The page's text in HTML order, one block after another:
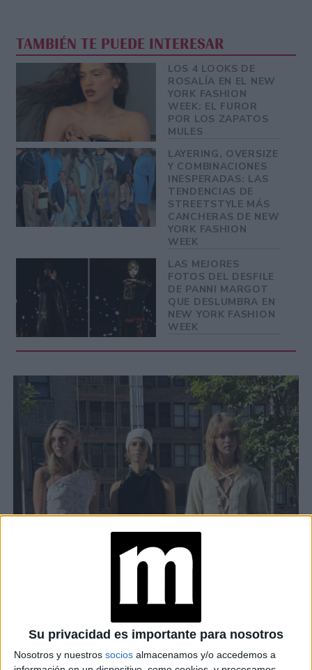
Su privacidad es importante para nosotros
Nosotros y nuestros socios almacenamos y/o accedemos a
TAMBIÉN TE PUEDE INTERESAR
LOS 4 LOOKS DE
ROSALÍA EN EL NEW
YORK FASHION
WEEK: EL FUROR
POR LOS ZAPATOS
MULES
LAYERING, OVERSIZE
Y COMBINACIONES
INESPERADAS: LAS
TENDENCIAS DE
STREETSTYLE MÁS
CANCHERAS DE NEW
YORK FASHION
WEEK
LAS MEJORES
FOTOS DEL DESFILE
DE PANNI MARGOT
QUE DESLUMBRA EN
NEW YORK FASHION
WEEK